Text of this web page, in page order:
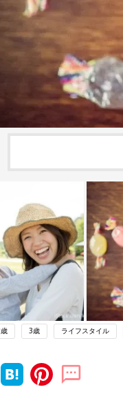
3歳 ライフスタイル